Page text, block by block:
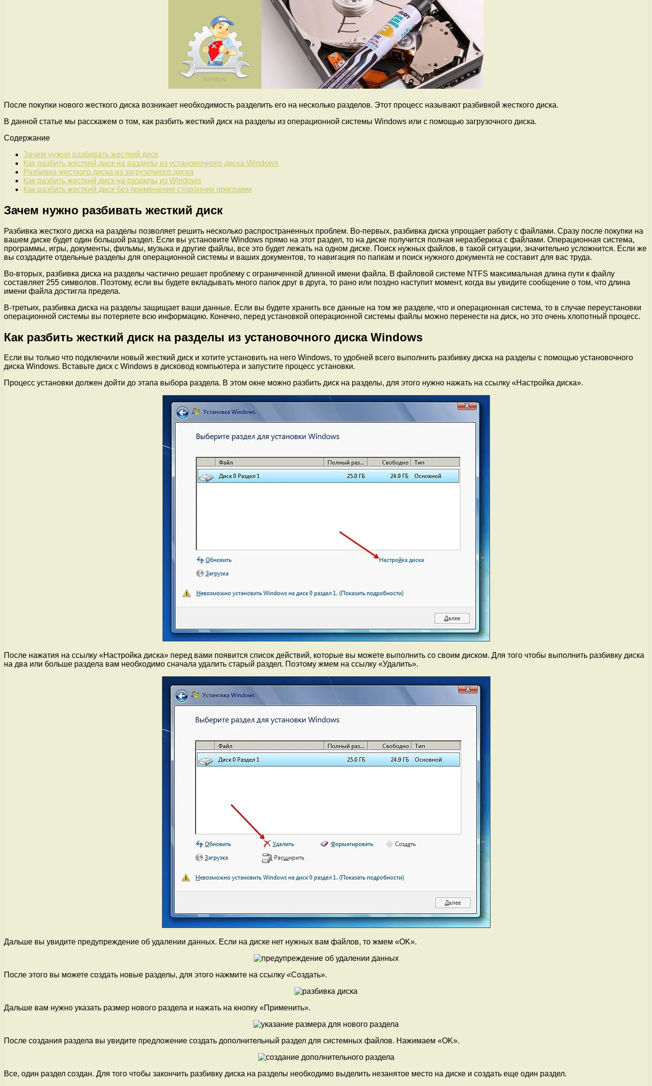
После покупки нового жесткого диска возникает необходимость разделить его на несколько разделов. Этот процесс называют разбивкой жесткого диска.
В данной статье мы расскажем о том, как разбить жесткий диск на разделы из операционной системы Windows или с помощью загрузочного диска.
Содержание
Зачем нужно разбивать жесткий диск
Как разбить жесткий диск на разделы из установочного диска Windows
Разбивка жесткого диска из загрузочного диска
Как разбить жесткий диск на разделы из Windows
Как разбить жесткий диск без применения сторонних программ
Зачем нужно разбивать жесткий диск
Разбивка жесткого диска на разделы позволяет решить несколько распространенных проблем. Во-первых, разбивка диска упрощает работу с файлами. Сразу после покупки на
вашем диске будет один большой раздел. Если вы установите Windows прямо на этот раздел, то на диске получится полная неразбериха с файлами. Операционная система,
программы, игры, документы, фильмы, музыка и другие файлы, все это будет лежать на одном диске. Поиск нужных файлов, в такой ситуации, значительно усложнится. Если же
вы создадите отдельные разделы для операционной системы и ваших документов, то навигация по папкам и поиск нужного документа не составит для вас труда.
Во-вторых, разбивка диска на разделы частично решает проблему с ограниченной длинной имени файла. В файловой системе NTFS максимальная длина пути к файлу
составляет 255 символов. Поэтому, если вы будете вкладывать много папок друг в друга, то рано или поздно наступит момент, когда вы увидите сообщение о том, что длина
имени файла достигла предела.
В-третьих, разбивка диска на разделы защищает ваши данные. Если вы будете хранить все данные на том же разделе, что и операционная система, то в случае переустановки
операционной системы вы потеряете всю информацию. Конечно, перед установкой операционной системы файлы можно перенести на диск, но это очень хлопотный процесс.
Как разбить жесткий диск на разделы из установочного диска Windows
Если вы только что подключили новый жесткий диск и хотите установить на него Windows, то удобней всего выполнить разбивку диска на разделы с помощью установочного
диска Windows. Вставьте диск с Windows в дисковод компьютера и запустите процесс установки.
Процесс установки должен дойти до этапа выбора раздела. В этом окне можно разбить диск на разделы, для этого нужно нажать на ссылку «Настройка диска».
После нажатия на ссылку «Настройка диска» перед вами появится список действий, которые вы можете выполнить со своим диском. Для того чтобы выполнить разбивку диска
на два или больше раздела вам необходимо сначала удалить старый раздел. Поэтому жмем на ссылку «Удалить».
Дальше вы увидите предупреждение об удалении данных. Если на диске нет нужных вам файлов, то жмем «OK».
После этого вы можете создать новые разделы, для этого нажмите на ссылку «Создать».
Дальше вам нужно указать размер нового раздела и нажать на кнопку «Применить».
После создания раздела вы увидите предложение создать дополнительный раздел для системных файлов. Нажимаем «OK».
Все, один раздел создан. Для того чтобы закончить разбивку диска на разделы необходимо выделить незанятое место на диске и создать еще один раздел.